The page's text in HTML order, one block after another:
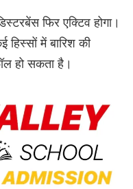
फिर एक्टिव होगा।
में बारिश की
हो सकता है।